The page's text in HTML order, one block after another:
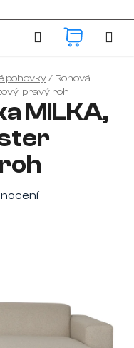
Hledat
pohovky/ Rohová
pravý roh
MILKA,